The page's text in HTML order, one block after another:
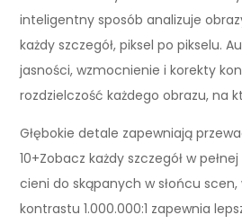
inteligentny sposób analizuje
każdy szczegół, piksel po pikselu.
jasności, wzmocnienie i korekty
rozdzielczość każdego obrazu, na
Głębokie detale zapewniają
10+Zobacz każdy szczegół w
cieni do skąpanych w słońcu scen,
kontrastu 1.000.000:1 zapewnia